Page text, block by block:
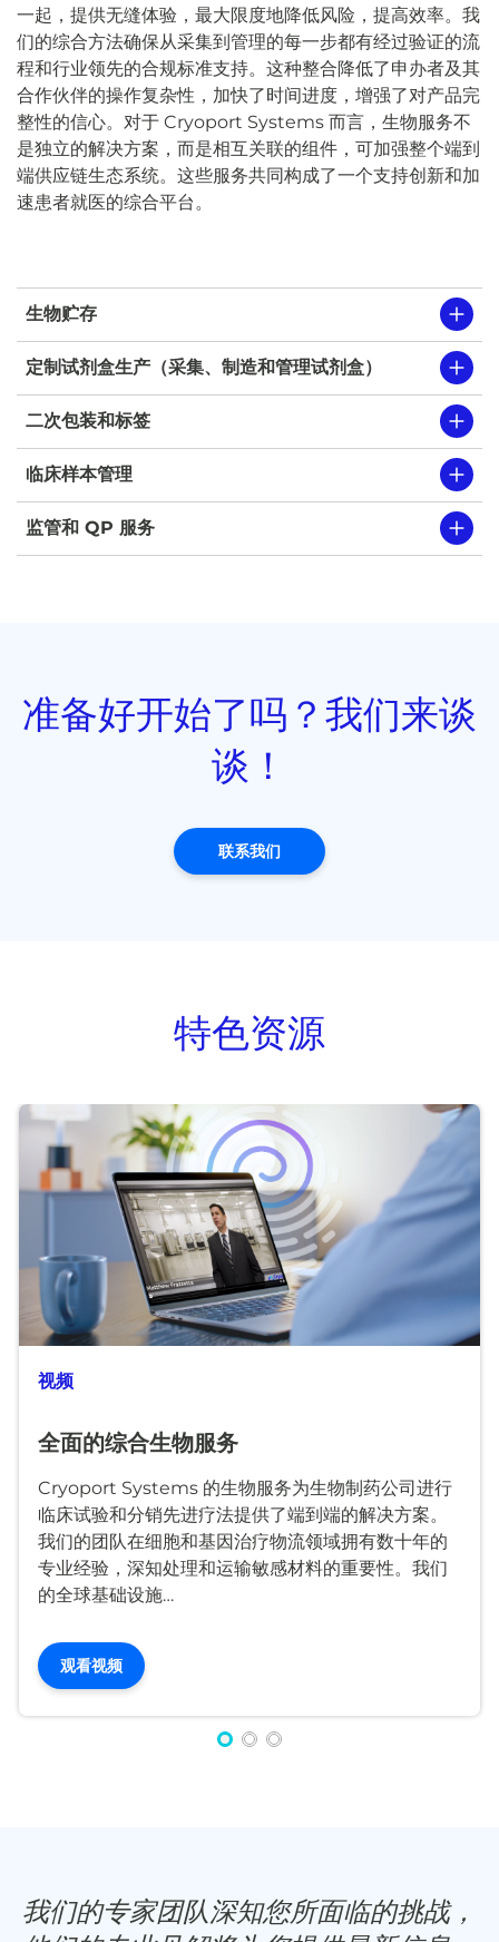
一起，提供无缝体验，最大限度地降低风险，提高效率。我
们的综合方法确保从采集到管理的每一步都有经过验证的流
程和行业领先的合规标准支持。这种整合降低了申办者及其
合作伙伴的操作复杂性，加快了时间进度，增强了对产品完
整性的信心。对于 Cryoport Systems 而言，生物服务不
是独立的解决方案，而是相互关联的组件，可加强整个端到
端供应链生态系统。这些服务共同构成了一个支持创新和加
速患者就医的综合平台。
生物贮存
定制试剂盒生产（采集、制造和管理试剂盒）
二次包装和标签
临床样本管理
监管和 QP 服务
准备好开始了吗？我们来谈
谈！
联系我们
特色资源
视频
全面的综合生物服务
Cryoport Systems 的生物服务为生物制药公司进行
临床试验和分销先进疗法提供了端到端的解决方案。
我们的团队在细胞和基因治疗物流领域拥有数十年的
专业经验，深知处理和运输敏感材料的重要性。我们
的全球基础设施…
观看视频
我们的专家团队深知您所面临的挑战，